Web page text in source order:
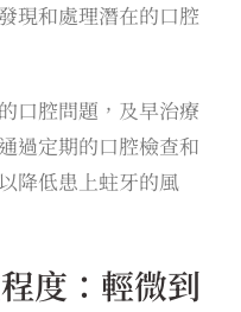
現和處理潛在的口腔
口腔問題，及早治療
過定期的口腔檢查和
降低患上蛀牙的風
度：輕微到